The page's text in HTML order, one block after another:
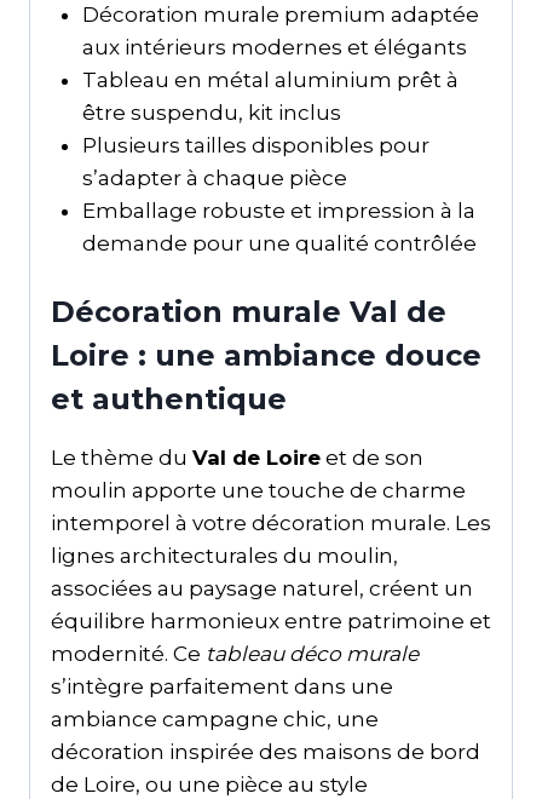
Décoration murale premium adaptée
aux intérieurs modernes et élégants
Tableau en métal aluminium prêt à
être suspendu, kit inclus
Plusieurs tailles disponibles pour
s’adapter à chaque pièce
Emballage robuste et impression à la
demande pour une qualité contrôlée
Décoration murale Val de
Loire : une ambiance douce
et authentique
Le thème du Val de Loire et de son
moulin apporte une touche de charme
intemporel à votre décoration murale. Les
lignes architecturales du moulin,
associées au paysage naturel, créent un
équilibre harmonieux entre patrimoine et
modernité. Ce tableau déco murale
s’intègre parfaitement dans une
ambiance campagne chic, une
décoration inspirée des maisons de bord
de Loire, ou une pièce au style